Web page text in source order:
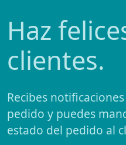
clientes.
Recibes
pedido y puedes
estado del pedido al